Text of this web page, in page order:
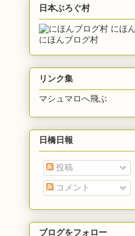
日本ぶろぐ村
にほんブログ村
リンク集
マシュマロへ飛ぶ
日橋日報
投稿
コメント
ブログをフォロー